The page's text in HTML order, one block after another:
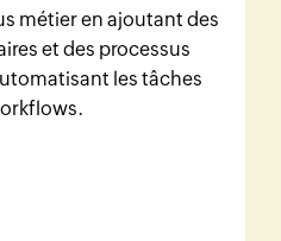
métier en ajoutant des
et des processus
les tâches